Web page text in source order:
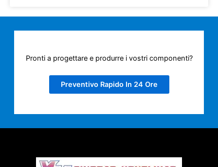
Pronti a progettare e produrre i vostri componenti?
Preventivo Rapido In 24 Ore